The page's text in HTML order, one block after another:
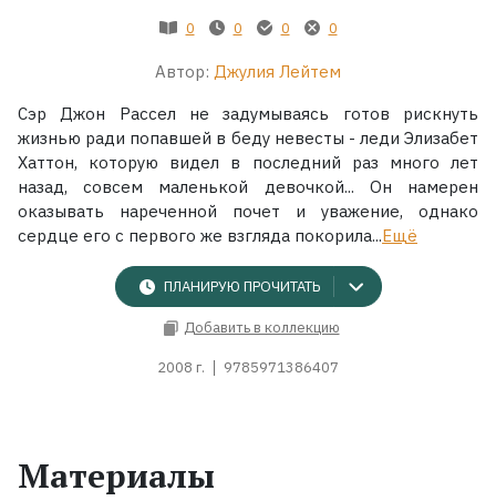
0 0 0 0
Автор: Джулия Лейтем
Сэр Джон Рассел не задумываясь готов рискнуть
жизнью ради попавшей в беду невесты - леди Элизабет
Хаттон, которую видел в последний раз много лет
назад, совсем маленькой девочкой... Он намерен
оказывать нареченной почет и уважение, однако
сердце его с первого же взгляда покорила...Ещё
ПЛАНИРУЮ ПРОЧИТАТЬ
Добавить в коллекцию
2008 г. 9785971386407
Материалы